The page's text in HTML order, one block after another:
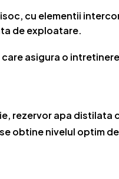
cu elementii
de exploatare.
asigura o
rezervor apa distilata
obtine nivelul optim